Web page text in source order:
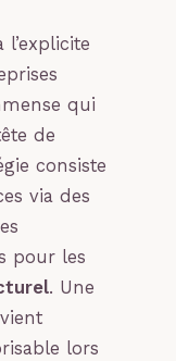
l’explicite
qui
de
consiste
via des
pour les
. Une
lors